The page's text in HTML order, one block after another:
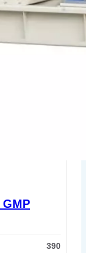
390